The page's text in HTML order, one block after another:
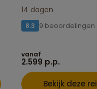
14 dagen
8.3 9 beoordelingen
vanaf
2.599 p.p.
Bekijk deze